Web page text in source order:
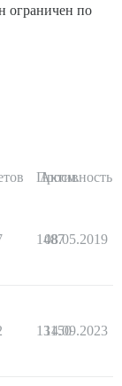
ограничен по
Просм.
Активность
1487
08.05.2019
13150
14.09.2023